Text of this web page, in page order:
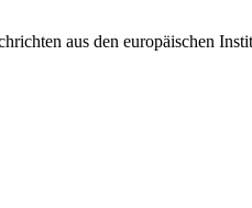
aus den europäischen